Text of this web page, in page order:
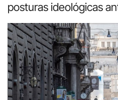
posturas ideológicas